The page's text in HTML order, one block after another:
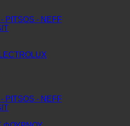
PITSOS - NEFF
PITSOS - NEFF